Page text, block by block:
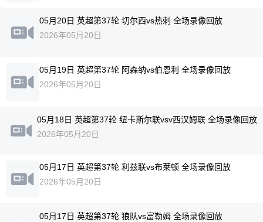
05月20日 英超第37轮 切尔西vs热刺 全场录像回放
2026年05月20日
05月19日 英超第37轮 阿森纳vs伯恩利 全场录像回放
2026年05月20日
05月18日 英超第37轮 纽卡斯尔联vsv西汉姆联 全场录像回放
2026年05月20日
05月17日 英超第37轮 利兹联vs布莱顿 全场录像回放
2026年05月20日
05月17日 英超第37轮 狼队vs富勒姆 全场录像回放